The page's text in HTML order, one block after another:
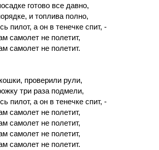
готово все давно,
и топлива полно,
пилот, а он в тенечке спит, -
самолет не полетит,
самолет не полетит.
проверили рули,
три раза подмели,
пилот, а он в тенечке спит, -
самолет не полетит,
самолет не полетит,
самолет не полетит,
самолет не полетит.